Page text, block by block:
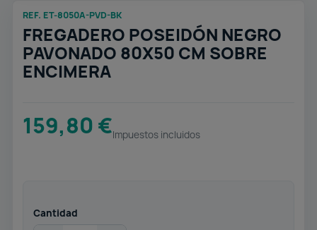
REF. ET-8050A-PVD-BK
FREGADERO POSEIDÓN NEGRO
PAVONADO 80X50 CM SOBRE
ENCIMERA
159,80 €Impuestos incluidos
Cantidad